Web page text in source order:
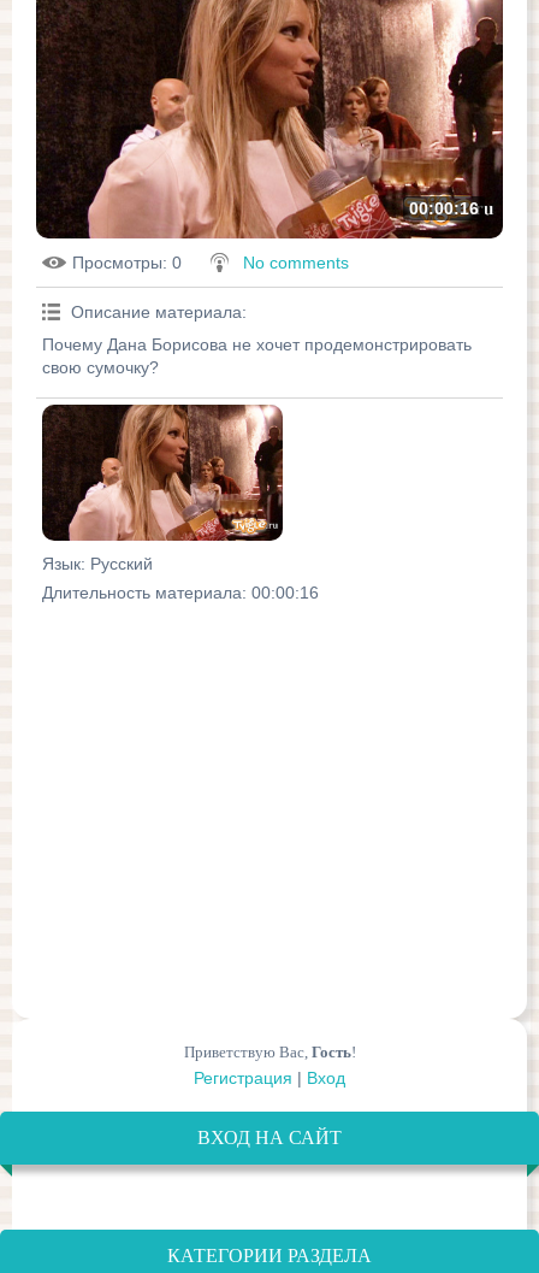
00:00:16
Просмотры: 0 No comments
Описание материала:
Почему Дана Борисова не хочет продемонстрировать
свою сумочку?
Язык: Русский
Длительность материала: 00:00:16
Приветствую Вас, Гость!
Регистрация | Вход
ВХОД НА САЙТ
КАТЕГОРИИ РАЗДЕЛА